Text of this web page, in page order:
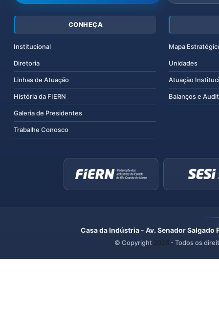
CONHEÇA
Institucional
Diretoria
Linhas de Atuação
História da FIERN
Galeria de Presidentes
Trabalhe Conosco
Mapa
Unidades
Atuação
Balanços e
Casa da Indústria - Av. Senador
© Copyright 2026 - Todos os